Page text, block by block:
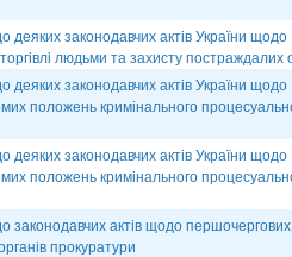
деяких законодавчих актів України щодо
людьми та захисту постраждалих
деяких законодавчих актів України щодо
положень кримінального
деяких законодавчих актів України щодо
положень кримінального
законодавчих актів щодо першочергових
прокуратури